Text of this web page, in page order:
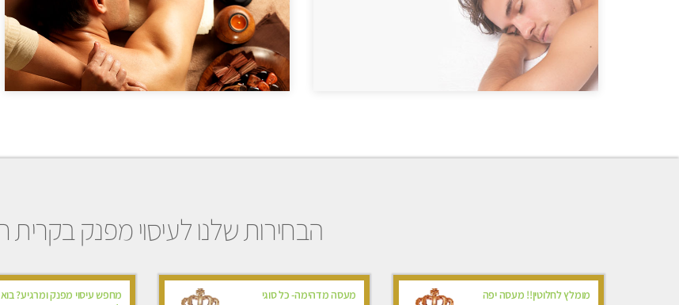
הבחירות שלנו לעיסוי מפנק בקרית
מומלץ לחלוטין!! מעסה יפה
מעסה מדהימה- כל סוגי
מחפש עיסוי מפנק ומרגיע? בוא